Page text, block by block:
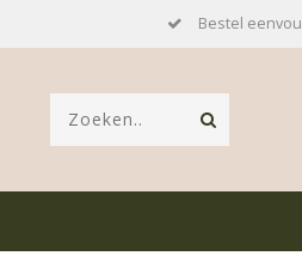
Bestel